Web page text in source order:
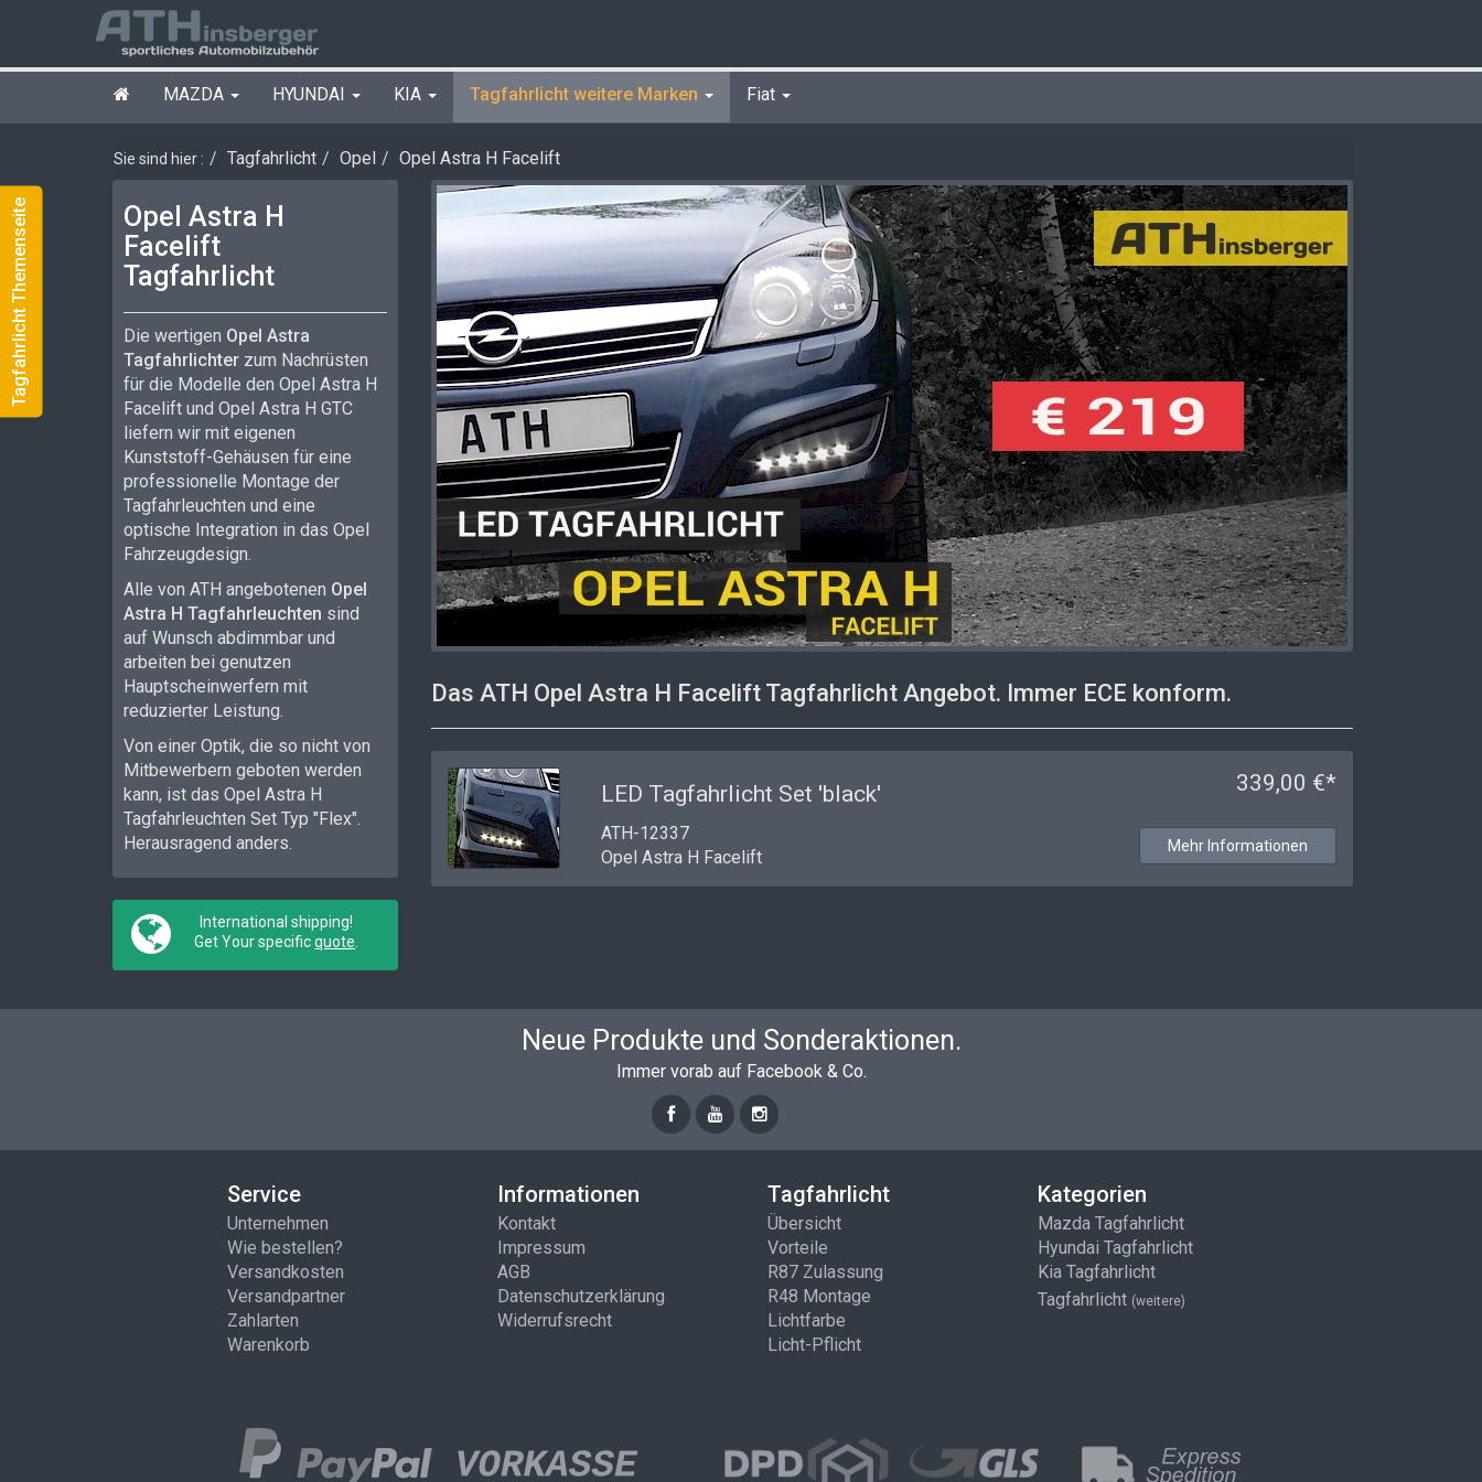
Tagfahrlicht Themenseite
MAZDA HYUNDAI KIA Tagfahrlicht weitere Marken Fiat
Sie sind hier : Tagfahrlicht Opel Opel Astra H Facelift
Opel Astra H
Facelift
Tagfahrlicht
Die wertigen Opel Astra
Tagfahrlichter zum Nachrüsten
für die Modelle den Opel Astra H
Facelift und Opel Astra H GTC
liefern wir mit eigenen
Kunststoff-Gehäusen für eine
professionelle Montage der
Tagfahrleuchten und eine
optische Integration in das Opel
Fahrzeugdesign.
Alle von ATH angebotenen Opel
Astra H Tagfahrleuchten sind
auf Wunsch abdimmbar und
arbeiten bei genutzen
Hauptscheinwerfern mit
reduzierter Leistung.
Von einer Optik, die so nicht von
Mitbewerbern geboten werden
kann, ist das Opel Astra H
Tagfahrleuchten Set Typ "Flex".
Herausragend anders.
International shipping!
Get Your specificquote
Das ATH Opel Astra H Facelift TagfahrlichtAngebot. Immer ECE konform.
LED Tagfahrlicht Set 'black'
ATH-12337
Opel Astra H Facelift
339,00 €*
Mehr Informationen
Neue Produkte und Sonderaktionen.
Immer vorab auf Facebook & Co.
Service
Unternehmen
Wie bestellen?
Versandkosten
Versandpartner
Zahlarten
Warenkorb
Informationen
Kontakt
Impressum
AGB
Datenschutzerklärung
Widerrufsrecht
Tagfahrlicht
Übersicht
Vorteile
R87 Zulassung
R48 Montage
Lichtfarbe
Licht-Pflicht
Kategorien
Mazda Tagfahrlicht
Hyundai Tagfahrlicht
Kia Tagfahrlicht
Tagfahrlicht (weitere)